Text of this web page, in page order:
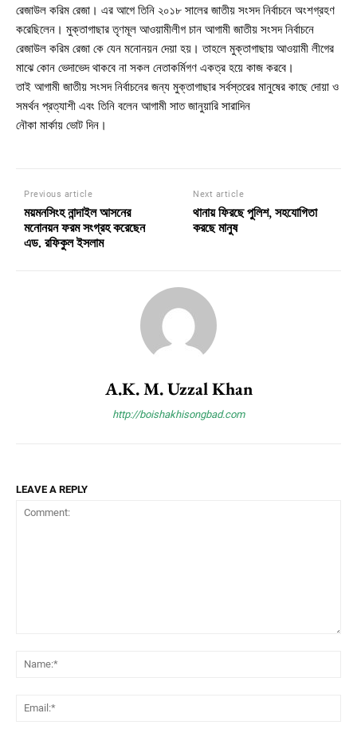
রেজাউল করিম রেজা। এর আগে তিনি ২০১৮ সালের জাতীয় সংসদ নির্বাচনে অংশগ্রহণ
করেছিলেন। মুক্তাগাছার তৃণমূল আওয়ামীলীগ চান আগামী জাতীয় সংসদ নির্বাচনে
রেজাউল করিম রেজা কে যেন মনোনয়ন দেয়া হয়। তাহলে মুক্তাগাছায় আওয়ামী লীগের
মাঝে কোন ভেদাভেদ থাকবে না সকল নেতাকর্মিগণ একত্র হয়ে কাজ করবে।
তাই আগামী জাতীয় সংসদ নির্বাচনের জন্য মুক্তাগাছার সর্বস্তরের মানুষের কাছে দোয়া ও
সমর্থন প্রত্যাশী এবং তিনি বলেন আগামী সাত জানুয়ারি সারাদিন
নৌকা মার্কায় ভোট দিন।
Previous article
ময়মনসিংহ নান্দাইল আসনের
মনোনয়ন ফরম সংগ্রহ করেছেন
এড. রফিকুল ইসলাম
Next article
থানায় ফিরছে পুলিশ, সহযোগিতা
করছে মানুষ
A.K. M. Uzzal Khan
http://boishakhisongbad.com
LEAVE A REPLY